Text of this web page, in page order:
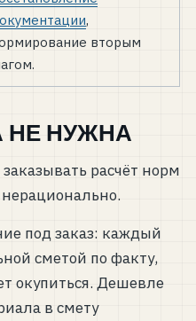
,
вторым
НЕ НУЖНА
расчёт норм
под заказ: каждый
сметой по факту,
окупиться. Дешевле
в смету